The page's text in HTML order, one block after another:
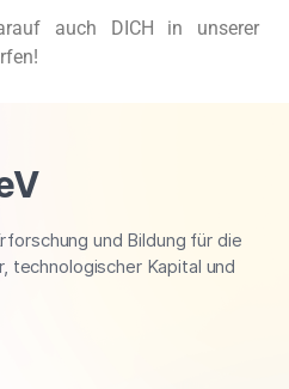
auch DICH in unserer
und Bildung für die
technologischer Kapital und